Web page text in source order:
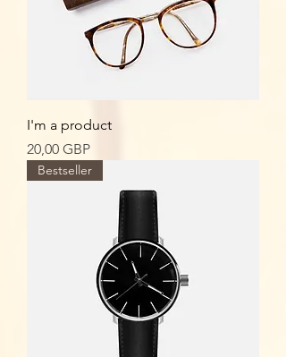
I'm a product
Cena
20,00 GBP
Bestseller